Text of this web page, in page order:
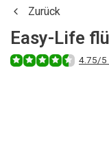
Zurück
Easy-Life
4.75/5